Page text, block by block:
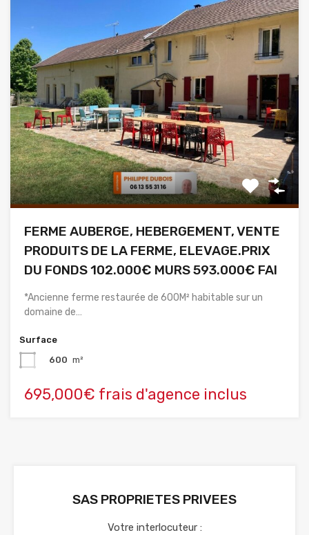
FERME AUBERGE, HEBERGEMENT, VENTE
PRODUITS DE LA FERME, ELEVAGE.PRIX
DU FONDS 102.000€ MURS 593.000€ FAI
*Ancienne ferme restaurée de 600M² habitable sur un
domaine de…
Surface
600 m²
695,000€ frais d'agence inclus
SAS PROPRIETES PRIVEES
Votre interlocuteur :